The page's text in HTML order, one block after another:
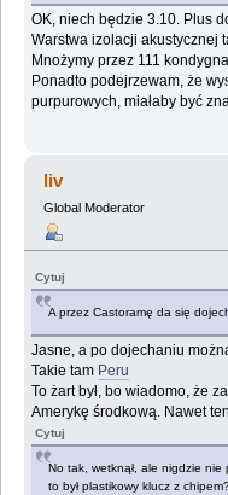
OK, niech będzie 3.10. Plus
Warstwa izolacji akustycznej
Mnożymy przez 111
Ponadto podejrzewam, że
purpurowych, miałaby być
liv
Global Moderator
Cytuj
A przez Castoramę da się
Jasne, a po dojechaniu
Takie tam Peru
To żart był, bo wiadomo, że
Amerykę środkową. Nawet
Cytuj
No tak, wetknął, ale nigdzie nie
to był plastikowy klucz z